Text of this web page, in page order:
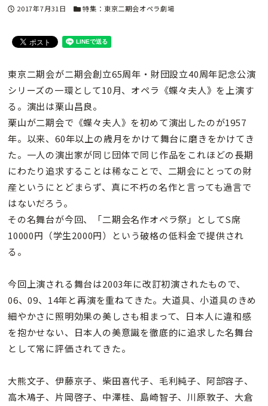
投稿日
2017年7月31日 カテゴリー
特集：東京二期会オペラ劇場
東京二期会が二期会創立65周年・財団設立40周年記念公演
シリーズの一環として10月、オペラ《蝶々夫人》を上演す
る。演出は栗山昌良。
栗山が二期会で《蝶々夫人》を初めて演出したのが1957
年。以来、60年以上の歳月をかけて舞台に磨きをかけてき
た。一人の演出家が同じ団体で同じ作品をこれほどの長期
にわたり追求することは稀なことで、二期会にとっての財
産というにとどまらず、真に不朽の名作と言っても過言で
はないだろう。
その名舞台が今回、「二期会名作オペラ祭」としてS席
10000円（学生2000円）という破格の低料金で提供され
る。
今回上演される舞台は2003年に改訂初演されたもので、
06、09、14年と再演を重ねてきた。大道具、小道具のきめ
細やかさに照明効果の美しさも相まって、日本人に違和感
を抱かせない、日本人の美意識を徹底的に追求した名舞台
として常に評価されてきた。
大熊文子、伊藤京子、柴田喜代子、毛利純子、阿部容子、
高木鳰子、片岡啓子、中澤桂、島崎智子、川原敦子、大倉